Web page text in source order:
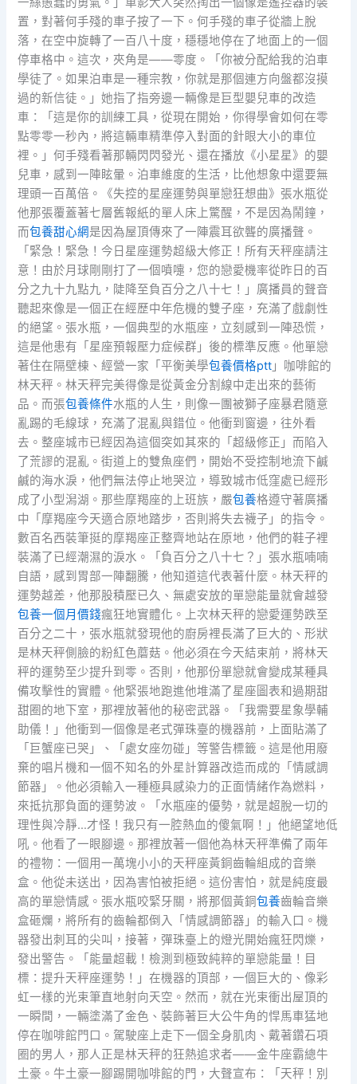
置，對著何手殘的車子按了一下。何手殘的車子從牆上脫
落，在空中旋轉了一百八十度，穩穩地停在了地面上的一個
停車格中。這次，夾角是——零度。「你被分配給我的泊車
學徒了。如果泊車是一種宗教，你就是那個連方向盤都沒摸
過的新信徒。」她指了指旁邊一輛像是巨型嬰兒車的改造
車：「這是你的訓練工具，從現在開始，你得學會如何在零
點零零一秒內，將這輛車精準停入對面的針眼大小的車位
裡。」何手殘看著那輛閃閃發光、還在播放《小星星》的嬰
兒車，感到一陣眩暈。泊車維度的生活，比他想象中還要無
理頭一百萬倍。《失控的星座運勢與單戀狂想曲》張水瓶從
他那張覆蓋著七層舊報紙的單人床上驚醒，不是因為鬧鐘，
而包養甜心網是因為屋頂傳來了一陣震耳欲聾的廣播聲。
「緊急！緊急！今日星座運勢超級大修正！所有天秤座請注
意！由於月球剛剛打了一個噴嚏，您的戀愛機率從昨日的百
分之九十九點九，陡降至負百分之八十七！」廣播員的聲音
聽起來像是一個正在經歷中年危機的雙子座，充滿了戲劇性
的絕望。張水瓶，一個典型的水瓶座，立刻感到一陣恐慌，
這是他患有「星座預報壓力症候群」後的標準反應。他單戀
著住在隔壁棟、經營一家「平衡美學包養價格ptt 」咖啡館的
林天秤。林天秤完美得像是從黃金分割線中走出來的藝術
品。而張包養條件水瓶的人生，則像一團被獅子座暴君隨意
亂踢的毛線球，充滿了混亂與錯位。他衝到窗邊，往外看
去。整座城市已經因為這個突如其來的「超級修正」而陷入
了荒謬的混亂。街道上的雙魚座們，開始不受控制地流下鹹
鹹的海水淚，他們無法停止地哭泣，導致城市低窪處已經形
成了小型潟湖。那些摩羯座的上班族，嚴包養格遵守著廣播
中「摩羯座今天適合原地踏步，否則將失去襪子」的指令。
數百名西裝筆挺的摩羯座正整齊地站在原地，他們的鞋子裡
裝滿了已經潮濕的淚水。「負百分之八十七？」張水瓶喃喃
自語，感到胃部一陣翻騰，他知道這代表著什麼。林天秤的
運勢越差，他那股積壓已久、無處安放的單戀能量就會越發
包養一個月價錢瘋狂地實體化。上次林天秤的戀愛運勢跌至
百分之二十，張水瓶就發現他的廚房裡長滿了巨大的、形狀
是林天秤側臉的粉紅色蘑菇。他必須在今天結束前，將林天
秤的運勢至少提升到零。否則，他那份單戀就會變成某種具
備攻擊性的實體。他緊張地跑進他堆滿了星座圖表和過期甜
甜圈的地下室，那裡放著他的秘密武器。「我需要星象學輔
助儀！」他衝到一個像是老式彈珠臺的機器前，上面貼滿了
「巨蟹座已哭」、「處女座勿碰」等警告標籤。這是他用廢
棄的唱片機和一個不知名的外星計算器改造而成的「情感調
節器」。他必須輸入一種極具感染力的正面情緒作為燃料，
來抵抗那負面的運勢波。「水瓶座的優勢，就是超脫一切的
理性與冷靜…才怪！我只有一腔熱血的傻氣啊！」他絕望地低
吼。他看了一眼腳邊。那裡放著一個他為林天秤準備了兩年
的禮物：一個用一萬塊小小的天秤座黃銅齒輪組成的音樂
盒。他從未送出，因為害怕被拒絕。這份害怕，就是純度最
高的單戀情感。張水瓶咬緊牙關，將那個黃銅包養齒輪音樂
盒砸爛，將所有的齒輪都倒入「情感調節器」的輸入口。機
器發出刺耳的尖叫，接著，彈珠臺上的燈光開始瘋狂閃爍，
發出警告。「能量超載！檢測到極致純粹的單戀能量！目
標：提升天秤座運勢！」在機器的頂部，一個巨大的、像彩
虹一樣的光束筆直地射向天空。然而，就在光束衝出屋頂的
一瞬間，一輛塗滿了金色、裝飾著巨大公牛角的悍馬車猛地
停在咖啡館門口。駕駛座上走下一個全身肌肉、戴著鑽石項
圈的男人，那人正是林天秤的狂熱追求者——金牛座霸總牛
土豪。牛土豪一腳踢開咖啡館的門，大聲宣布：「天秤！別